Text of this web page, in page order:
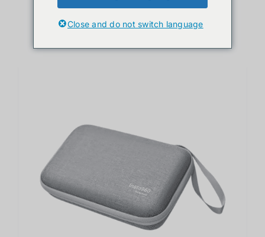
Close and do not switch language